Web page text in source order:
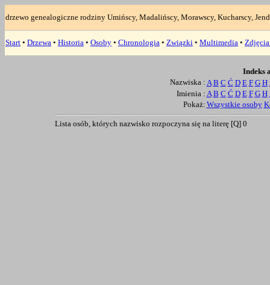
drzewo genealogiczne rodziny Umińscy, Madalińscy, Morawscy, Kucharscy,
Start • Drzewa • Historia • Osoby • Chronologia • Związki • Multimedia •
Indeks
Nazwiska : A B C Ć D E F G H
Imienia : A B C Ć D E F G H
Pokaż: Wszystkie osoby
Lista osób, których nazwisko rozpoczyna się na literę [Q] 0